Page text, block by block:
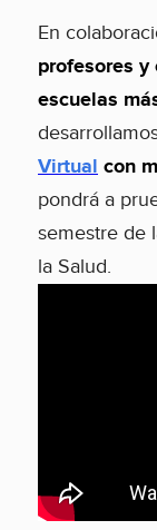
En
profesores
escuelas
Virtual con
pondrá a
semestre de
la Salud.